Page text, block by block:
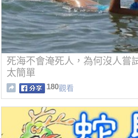
死海不會淹死人，為何沒人嘗
太簡單
180觀看